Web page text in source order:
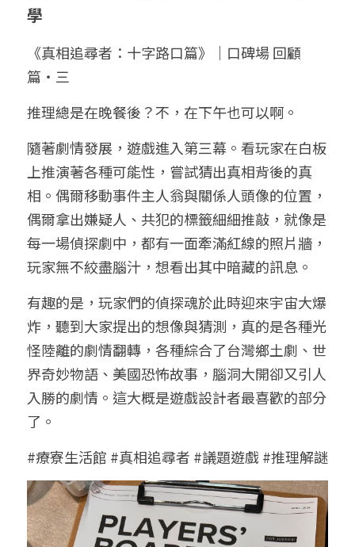
學
《真相追尋者：十字路口篇》｜口碑場 回顧
篇・三
推理總是在晚餐後？不，在下午也可以啊。
隨著劇情發展，遊戲進入第三幕。看玩家在白板
上推演著各種可能性，嘗試猜出真相背後的真
相。偶爾移動事件主人翁與關係人頭像的位置，
偶爾拿出嫌疑人、共犯的標籤細細推敲，就像是
每一場偵探劇中，都有一面牽滿紅線的照片牆，
玩家無不絞盡腦汁，想看出其中暗藏的訊息。
有趣的是，玩家們的偵探魂於此時迎來宇宙大爆
炸，聽到大家提出的想像與猜測，真的是各種光
怪陸離的劇情翻轉，各種綜合了台灣鄉土劇、世
界奇妙物語、美國恐怖故事，腦洞大開卻又引人
入勝的劇情。這大概是遊戲設計者最喜歡的部分
了。
#療寮生活館 #真相追尋者 #議題遊戲 #推理解謎